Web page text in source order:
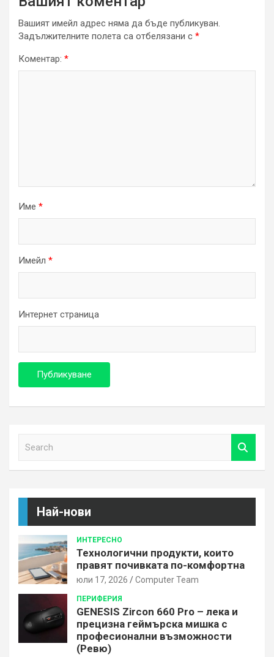
Вашият имейл адрес няма да бъде публикуван.
Задължителните полета са отбелязани с *
Коментар: *
Име *
Имейл *
Интернет страница
Най-нови
ИНТЕРЕСНО
Технологични продукти, които
правят почивката по-комфортна
юли 17, 2026 Computer Team
ПЕРИФЕРИЯ
GENESIS Zircon 660 Pro – лека и
прецизна геймърска мишка с
професионални възможности
(Ревю)